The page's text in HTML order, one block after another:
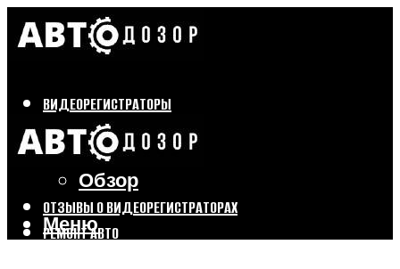
ВИДЕОРЕГИСТРАТОРЫ
Бренды
Выбор
Обзор
ОТЗЫВЫ О ВИДЕОРЕГИСТРАТОРАХ
РЕМОНТ АВТО
Меню